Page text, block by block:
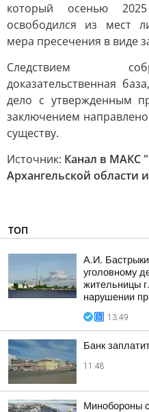
который осенью
освободился из мест
мера пресечения в виде
Следствием
доказательственная
дело с утвержденным
заключением
существу.
Источник: Канал в МАКС
Архангельской области
ТОП
А.И.
уголовному
жительницы
нарушении
13:49
Банк
11:48
Минобороны